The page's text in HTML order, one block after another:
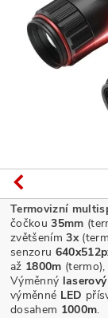
Termovizní
čočkou 35mm
zvětšením3x
senzoru
až 1800m (termo),
Výměnný laserový
výměnné LED
dosahem 1000m.